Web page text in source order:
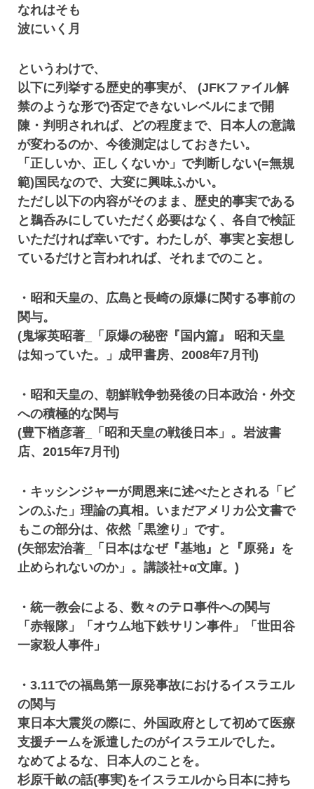
なれはそも
波にいく月
というわけで、
以下に列挙する歴史的事実が、 (JFKファイル解
禁のような形で)否定できないレベルにまで開
陳・判明されれば、どの程度まで、日本人の意識
が変わるのか、今後測定はしておきたい。
「正しいか、正しくないか」で判断しない(=無規
範)国民なので、大変に興味ふかい。
ただし以下の内容がそのまま、歴史的事実である
と鵜呑みにしていただく必要はなく、各自で検証
いただければ幸いです。わたしが、事実と妄想し
ているだけと言われれば、それまでのこと。
・昭和天皇の、広島と長崎の原爆に関する事前の
関与。
(鬼塚英昭著_「原爆の秘密『国内篇』 昭和天皇
は知っていた。」成甲書房、2008年7月刊)
・昭和天皇の、朝鮮戦争勃発後の日本政治・外交
への積極的な関与
(豊下楢彦著_「昭和天皇の戦後日本」。岩波書
店、2015年7月刊)
・キッシンジャーが周恩来に述べたとされる「ビ
ンのふた」理論の真相。いまだアメリカ公文書で
もこの部分は、依然「黒塗り」です。
(矢部宏治著_「日本はなぜ『基地』と『原発』を
止められないのか」。講談社+α文庫。)
・統一教会による、数々のテロ事件への関与
「赤報隊」「オウム地下鉄サリン事件」「世田谷
一家殺人事件」
・3.11での福島第一原発事故におけるイスラエル
の関与
東日本大震災の際に、外国政府として初めて医療
支援チームを派遣したのがイスラエルでした。
なめてよるな、日本人のことを。
杉原千畝の話(事実)をイスラエルから日本に持ち